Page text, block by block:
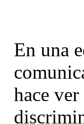
En una
hace